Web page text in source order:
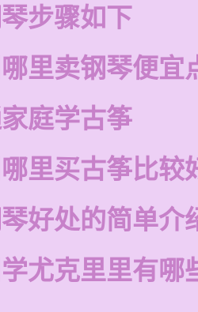
步骤如下
里卖钢琴便宜
庭学古筝
里买古筝比较
好处的简单介
尤克里里有哪